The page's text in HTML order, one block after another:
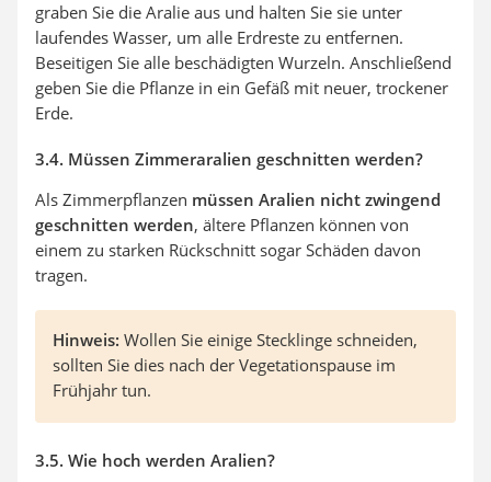
graben Sie die Aralie aus und halten Sie sie unter
laufendes Wasser, um alle Erdreste zu entfernen.
Beseitigen Sie alle beschädigten Wurzeln. Anschließend
geben Sie die Pflanze in ein Gefäß mit neuer, trockener
Erde.
3.4. Müssen Zimmeraralien geschnitten werden?
Als Zimmerpflanzen müssen Aralien nicht zwingend
geschnitten werden, ältere Pflanzen können von
einem zu starken Rückschnitt sogar Schäden davon
tragen.
Hinweis: Wollen Sie einige Stecklinge schneiden,
sollten Sie dies nach der Vegetationspause im
Frühjahr tun.
3.5. Wie hoch werden Aralien?